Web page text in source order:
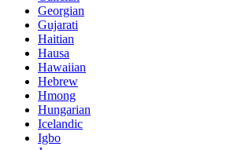
Georgian
Gujarati
Haitian
Hausa
Hawaiian
Hebrew
Hmong
Hungarian
Icelandic
Igbo